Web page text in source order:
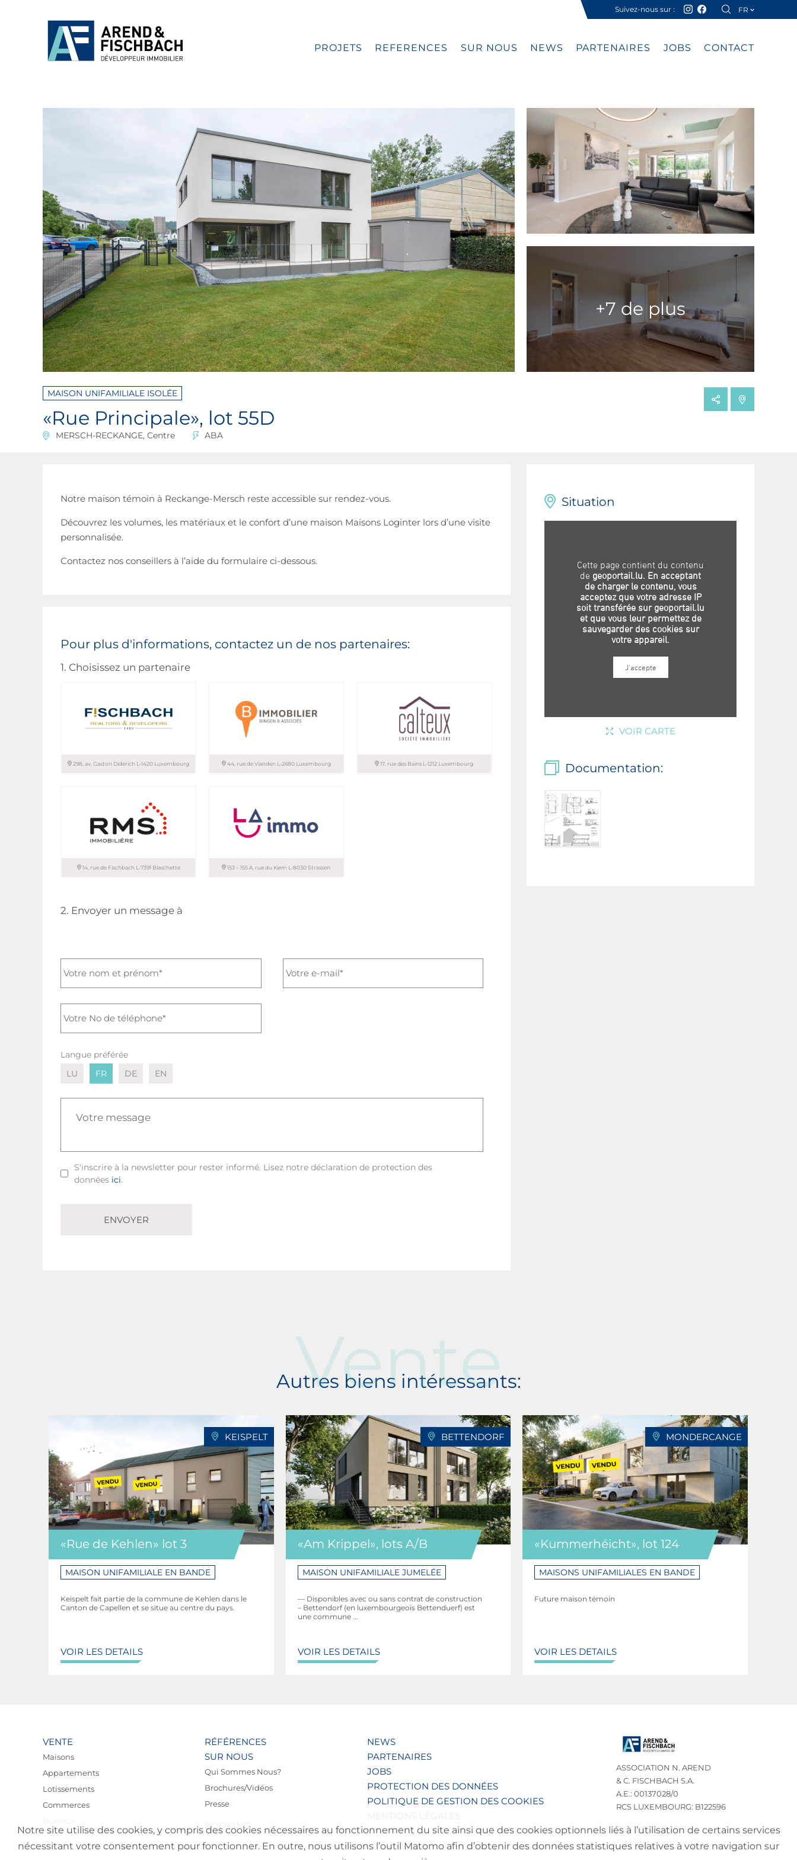
Suivez-nous sur : FR
PROJETS REFERENCES SUR NOUS NEWS PARTENAIRES JOBS CONTACT
+7 de plus
MAISON UNIFAMILIALE ISOLÉE
«Rue Principale», lot 55D
MERSCH-RECKANGE, Centre ABA
Notre maison témoin à Reckange-Mersch reste accessible sur rendez-vous.
Découvrez les volumes, les matériaux et le confort d’une maison Maisons Loginter lors d’une visite
personnalisée.
Contactez nos conseillers à l’aide du formulaire ci-dessous.
Pour plus d'informations, contactez un de nos partenaires:
1. Choisissez un partenaire
298, av. Gaston Diderich L-1420 Luxembourg 44, rue de Vianden L-2680 Luxembourg 17, rue des Bains L-1212 Luxembourg
14, rue de Fischbach L-7391 Blaschette 153 – 155 A, rue du Kiem L-8030 Strassen
2. Envoyer un message à
Langue préférée
LU
FR DE EN
S'inscrire à la newsletter pour rester informé. Lisez notre déclaration de protection des
données ici.
ENVOYER
Situation
VOIR CARTE
Documentation:
Vente
Autres biens intéressants:
KEISPELT
«Rue de Kehlen» lot 3
MAISON UNIFAMILIALE EN BANDE
Keispelt fait partie de la commune de Kehlen dans le
Canton de Capellen et se situe au centre du pays.
VOIR LES DETAILS
BETTENDORF
«Am Krippel», lots A/B
MAISON UNIFAMILIALE JUMELÉE
— Disponibles avec ou sans contrat de construction
– Bettendorf (en luxembourgeois Bettenduerf) est
une commune ...
VOIR LES DETAILS
MONDERCANGE
«Kummerhéicht», lot 124
MAISONS UNIFAMILIALES EN BANDE
Future maison témoin
VOIR LES DETAILS
VENTE
Maisons
Appartements
Lotissements
Commerces
RÉFÉRENCES
SUR NOUS
Qui Sommes Nous?
Brochures/Vidéos
Presse
BOOKING
NEWS
PARTENAIRES
JOBS
PROTECTION DES DONNÉES
POLITIQUE DE GESTION DES COOKIES
MENTIONS LÉGALES
ASSOCIATION N. AREND
& C. FISCHBACH S.A.
A.E.: 00137028/0
RCS LUXEMBOURG: B122596
TEL.: (+352) 32 75 76
E-MAIL:
INFO@NA-CF.LU
Notre site utilise des cookies, y compris des cookies nécessaires au fonctionnement du site ainsi que des cookies optionnels liés à l’utilisation de certains services
nécessitant votre consentement pour fonctionner. En outre, nous utilisons l’outil Matomo afin d’obtenir des données statistiques relatives à votre navigation sur